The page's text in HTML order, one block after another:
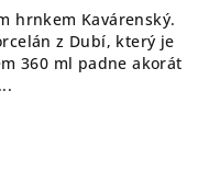
hrnkem Kavárenský.
z Dubí, který je
360 ml padne akorát